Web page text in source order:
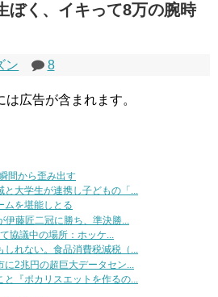
ぼく、イキって8万の腕時
ン 8
広告が含まれます。
間から歪み出す
と大学生が連携し子どもの「...
ムを堪能しとる
伊藤匠二冠に勝ち、準決勝...
協議中の場所：ホッケ...
しれない。食品消費税減税（...
2兆円の超巨大データセン...
と『ポカリスエットを作るの...